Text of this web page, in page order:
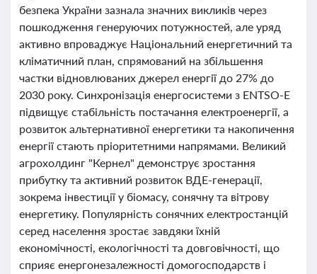
безпека України зазнала значних викликів через
пошкодження генеруючих потужностей, але уряд
активно впроваджує Національний енергетичний та
кліматичний план, спрямований на збільшення
частки відновлюваних джерел енергії до 27% до
2030 року. Синхронізація енергосистеми з ENTSO-E
підвищує стабільність постачання електроенергії, а
розвиток альтернативної енергетики та накопичення
енергії стають пріоритетними напрямами. Великий
агрохолдинг "Кернел" демонструє зростання
прибутку та активний розвиток ВДЕ-генерації,
зокрема інвестиції у біомасу, сонячну та вітрову
енергетику. Популярність сонячних електростанцій
серед населення зростає завдяки їхній
економічності, екологічності та довговічності, що
сприяє енергонезалежності домогосподарств і